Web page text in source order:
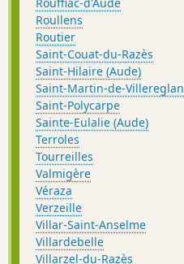
Roullens
Routier
Saint-Couat-du-Razès
Saint-Hilaire (Aude)
Saint-Martin-de-Villereglan
Saint-Polycarpe
Sainte-Eulalie (Aude)
Terroles
Tourreilles
Valmigère
Véraza
Verzeille
Villar-Saint-Anselme
Villardebelle
Villarzel-du-Razès